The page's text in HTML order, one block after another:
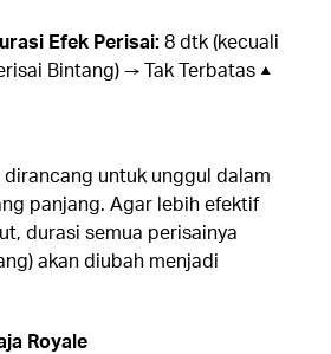
Efek Perisai:8 dtk (kecuali
Bintang) → Tak Terbatas ▲
dirancang untuk unggul dalam
panjang. Agar lebih efektif
durasi semua perisainya
akan diubah menjadi
Royale